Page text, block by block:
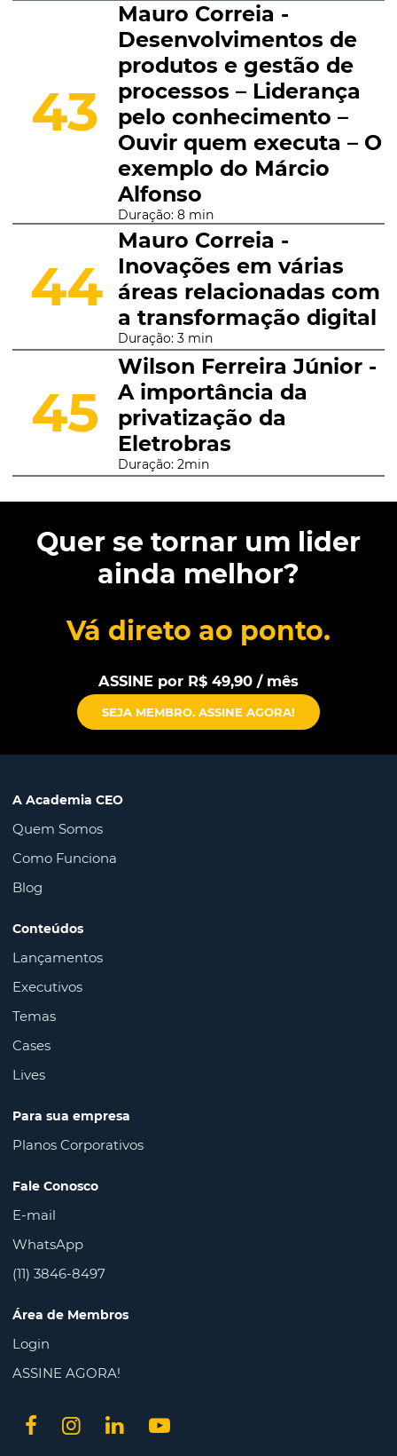
43
Mauro Correia -
Desenvolvimentos de
produtos e gestão de
processos – Liderança
pelo conhecimento –
Ouvir quem executa – O
exemplo do Márcio
Alfonso
Duração: 8 min
44
Mauro Correia -
Inovações em várias
áreas relacionadas com
a transformação digital
Duração: 3 min
45
Wilson Ferreira Júnior -
A importância da
privatização da
Eletrobras
Duração: 2min
Quer se tornar um lider
ainda melhor?
Vá direto ao ponto.
ASSINE por R$ 49,90 / mês
SEJA MEMBRO. ASSINE AGORA!
A Academia CEO
Quem Somos
Como Funciona
Blog
Conteúdos
Lançamentos
Executivos
Temas
Cases
Lives
Para sua empresa
Planos Corporativos
Fale Conosco
E-mail
WhatsApp
(11) 3846-8497
Área de Membros
Login
ASSINE AGORA!